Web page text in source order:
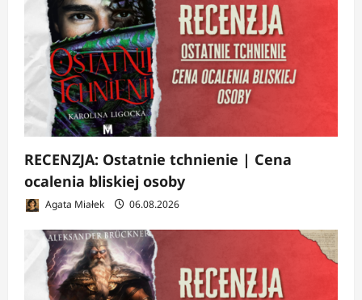
RECENZJA: Ostatnie tchnienie | Cena
ocalenia bliskiej osoby
Agata Miałek 06.08.2026